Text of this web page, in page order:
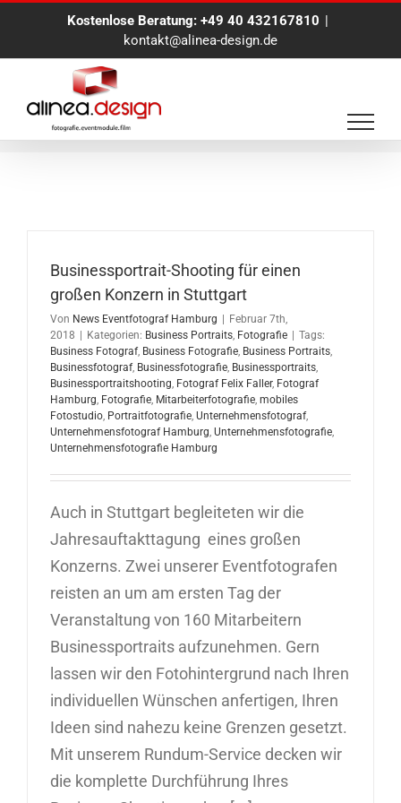
Kostenlose Beratung: +49 40 432167810 |
kontakt@alinea-design.de
Business Fotograf
Businessportrait-Shooting für einen
großen Konzern in Stuttgart
Von News Eventfotograf Hamburg
Februar 7th,
2018
Kategorien: Business Portraits, Fotografie
Tags:
Business Fotograf, Business Fotografie, Business Portraits,
Businessfotograf, Businessfotografie, Businessportraits,
Businessportraitshooting, Fotograf Felix Faller, Fotograf
Hamburg, Fotografie, Mitarbeiterfotografie, mobiles
Fotostudio, Portraitfotografie, Unternehmensfotograf,
Unternehmensfotograf Hamburg, Unternehmensfotografie,
Unternehmensfotografie Hamburg
Auch in Stuttgart begleiteten wir die
Jahresauftakttagung eines großen
Konzerns. Zwei unserer Eventfotografen
reisten an um am ersten Tag der
Veranstaltung von 160 Mitarbeitern
Businessportraits aufzunehmen. Gern
lassen wir den Fotohintergrund nach Ihren
individuellen Wünschen anfertigen, Ihren
Ideen sind nahezu keine Grenzen gesetzt.
Mit unserem Rundum-Service decken wir
die komplette Durchführung Ihres